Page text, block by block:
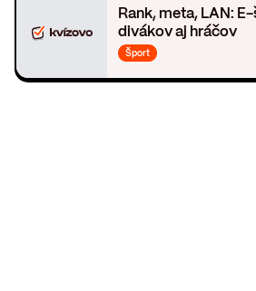
Rank, meta, LAN:
divákov aj hráčov
Šport